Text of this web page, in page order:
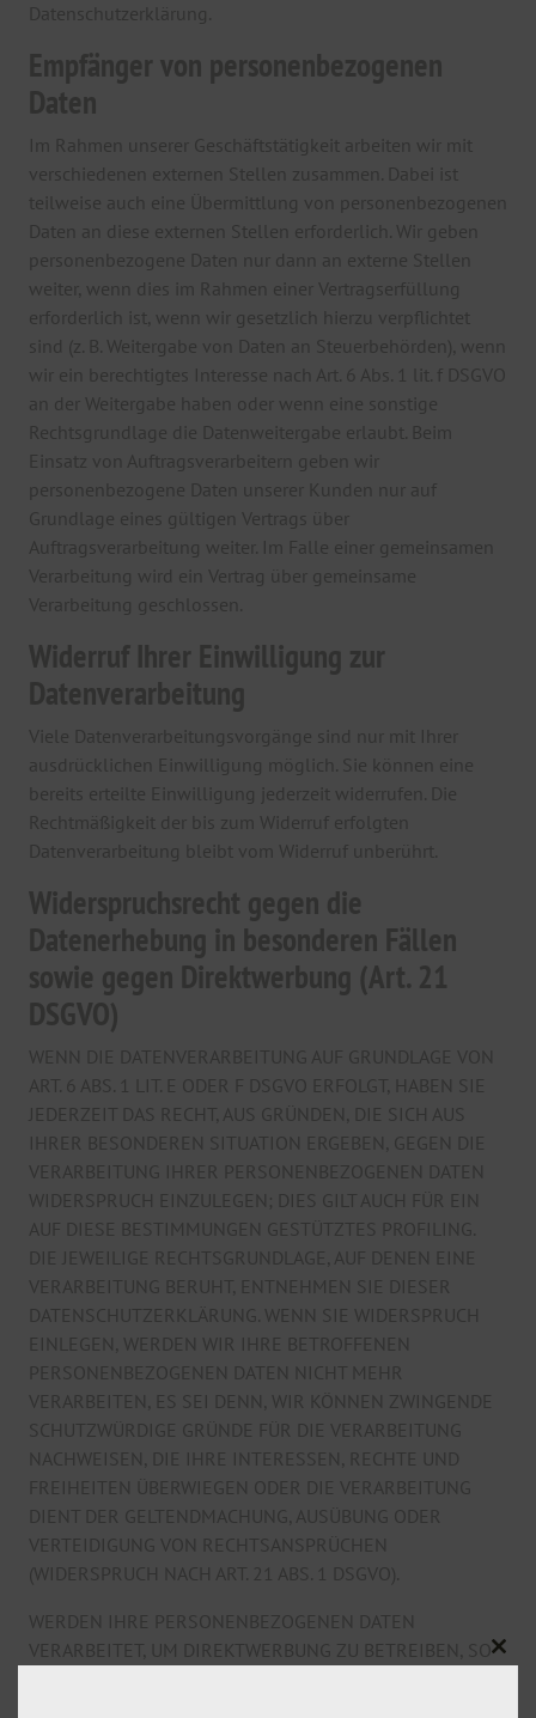
Datenschutzerklärung.
Empfänger von personenbezogenen
Daten
Im Rahmen unserer Geschäftstätigkeit arbeiten wir mit
verschiedenen externen Stellen zusammen. Dabei ist
teilweise auch eine Übermittlung von personenbezogenen
Daten an diese externen Stellen erforderlich. Wir geben
personenbezogene Daten nur dann an externe Stellen
weiter, wenn dies im Rahmen einer Vertragserfüllung
erforderlich ist, wenn wir gesetzlich hierzu verpflichtet
sind (z. B. Weitergabe von Daten an Steuerbehörden), wenn
wir ein berechtigtes Interesse nach Art. 6 Abs. 1 lit. f DSGVO
an der Weitergabe haben oder wenn eine sonstige
Rechtsgrundlage die Datenweitergabe erlaubt. Beim
Einsatz von Auftragsverarbeitern geben wir
personenbezogene Daten unserer Kunden nur auf
Grundlage eines gültigen Vertrags über
Auftragsverarbeitung weiter. Im Falle einer gemeinsamen
Verarbeitung wird ein Vertrag über gemeinsame
Verarbeitung geschlossen.
Widerruf Ihrer Einwilligung zur
Datenverarbeitung
Viele Datenverarbeitungsvorgänge sind nur mit Ihrer
ausdrücklichen Einwilligung möglich. Sie können eine
bereits erteilte Einwilligung jederzeit widerrufen. Die
Rechtmäßigkeit der bis zum Widerruf erfolgten
Datenverarbeitung bleibt vom Widerruf unberührt.
Widerspruchsrecht gegen die
Datenerhebung in besonderen Fällen
sowie gegen Direktwerbung (Art. 21
DSGVO)
WENN DIE DATENVERARBEITUNG AUF GRUNDLAGE VON
ART. 6 ABS. 1 LIT. E ODER F DSGVO ERFOLGT, HABEN SIE
JEDERZEIT DAS RECHT, AUS GRÜNDEN, DIE SICH AUS
IHRER BESONDEREN SITUATION ERGEBEN, GEGEN DIE
VERARBEITUNG IHRER PERSONENBEZOGENEN DATEN
WIDERSPRUCH EINZULEGEN; DIES GILT AUCH FÜR EIN
AUF DIESE BESTIMMUNGEN GESTÜTZTES PROFILING.
DIE JEWEILIGE RECHTSGRUNDLAGE, AUF DENEN EINE
VERARBEITUNG BERUHT, ENTNEHMEN SIE DIESER
DATENSCHUTZERKLÄRUNG. WENN SIE WIDERSPRUCH
EINLEGEN, WERDEN WIR IHRE BETROFFENEN
PERSONENBEZOGENEN DATEN NICHT MEHR
VERARBEITEN, ES SEI DENN, WIR KÖNNEN ZWINGENDE
SCHUTZWÜRDIGE GRÜNDE FÜR DIE VERARBEITUNG
NACHWEISEN, DIE IHRE INTERESSEN, RECHTE UND
FREIHEITEN ÜBERWIEGEN ODER DIE VERARBEITUNG
DIENT DER GELTENDMACHUNG, AUSÜBUNG ODER
VERTEIDIGUNG VON RECHTSANSPRÜCHEN
(WIDERSPRUCH NACH ART. 21 ABS. 1 DSGVO).
WERDEN IHRE PERSONENBEZOGENEN DATEN
VERARBEITET, UM DIREKTWERBUNG ZU BETREIBEN, SO